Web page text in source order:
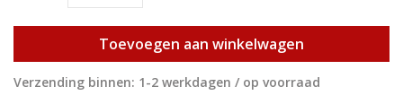
Toevoegen aan winkelwagen
Verzending binnen: 1-2 werkdagen / op voorraad